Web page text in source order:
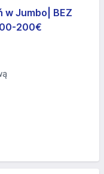
w Jumbo| BEZ
200€